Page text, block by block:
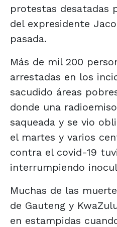
protestas desatadas
del expresidente
pasada.
Más de mil 200
arrestadas en los
sacudido áreas
donde una
saqueada y se vio
el martes y varios
contra el covid-19
interrumpiendo
Muchas de las
de Gauteng y
en estampidas